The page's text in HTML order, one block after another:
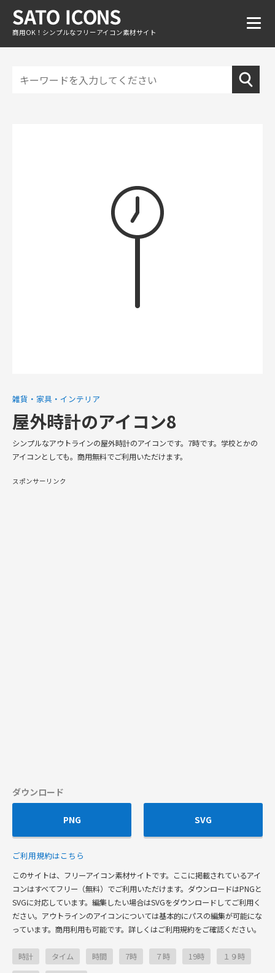
商用OK！シンプルなフリーアイコン素材サイト
雑貨・家具・インテリア
屋外時計のアイコン8
シンプルなアウトラインの屋外時計のアイコンです。7時です。学校とかの
アイコンとしても。商用無料でご利用いただけます。
スポンサーリンク
ダウンロード
PNG SVG
ご利用規約はこちら
このサイトは、フリーアイコン素材サイトです。ここに掲載されているアイ
コンはすべてフリー（無料）でご利用いただけます。ダウンロードはPNGと
SVGに対応しています。編集したい場合はSVGをダウンロードしてご利用く
ださい。アウトラインのアイコンについては基本的にパスの編集が可能にな
っています。商用利用も可能です。詳しくはご利用規約をご確認ください。
時計 タイム 時間 7時 ７時 19時
１９時